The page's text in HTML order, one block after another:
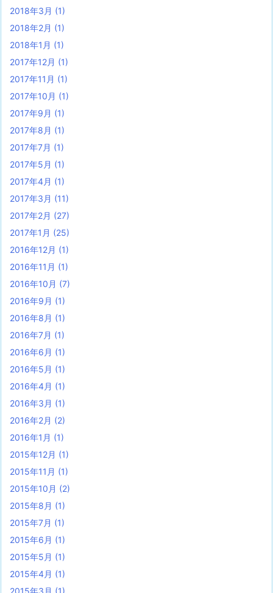
2018年3月 (1)
2018年2月 (1)
2018年1月 (1)
2017年12月 (1)
2017年11月 (1)
2017年10月 (1)
2017年9月 (1)
2017年8月 (1)
2017年7月 (1)
2017年5月 (1)
2017年4月 (1)
2017年3月 (11)
2017年2月 (27)
2017年1月 (25)
2016年12月 (1)
2016年11月 (1)
2016年10月 (7)
2016年9月 (1)
2016年8月 (1)
2016年7月 (1)
2016年6月 (1)
2016年5月 (1)
2016年4月 (1)
2016年3月 (1)
2016年2月 (2)
2016年1月 (1)
2015年12月 (1)
2015年11月 (1)
2015年10月 (2)
2015年8月 (1)
2015年7月 (1)
2015年6月 (1)
2015年5月 (1)
2015年4月 (1)